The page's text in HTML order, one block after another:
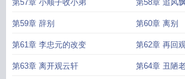
第57章 小顺子收小弟 第58章 追风
第59章 辞别 第60章 离别
第61章 李忠元的改变 第62章 再回
第63章 离开观云轩 第64章 丑陋